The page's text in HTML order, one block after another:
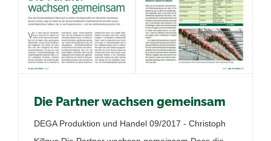
Die Partner wachsen gemeinsam
DEGA Produktion und Handel 09/2017 - Christoph